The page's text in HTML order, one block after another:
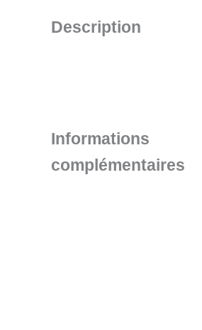
Description
Informations
complémentaires